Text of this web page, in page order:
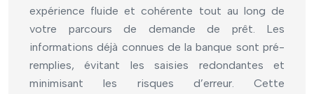
expérience fluide et cohérente tout au long de
votre parcours de demande de prêt. Les
informations déjà connues de la banque sont pré-
remplies, évitant les saisies redondantes et
minimisant les risques d’erreur. Cette